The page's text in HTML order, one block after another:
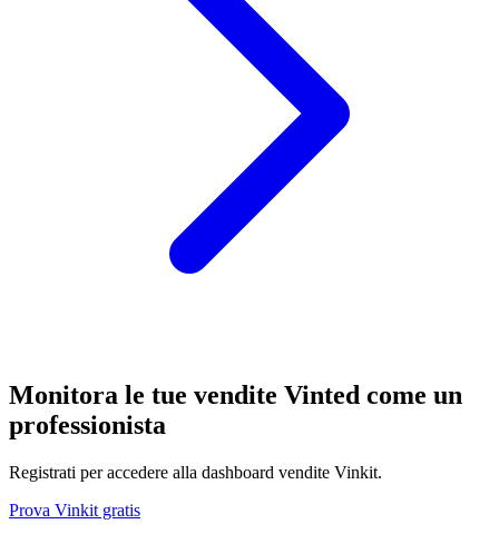
Monitora le tue vendite Vinted come un
professionista
Registrati per accedere alla dashboard vendite Vinkit.
Prova Vinkit gratis